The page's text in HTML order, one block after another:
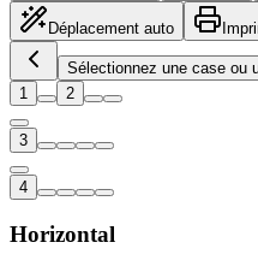
Déplacement auto
Sélectionnez une case ou
1
2
3
4
Horizontal